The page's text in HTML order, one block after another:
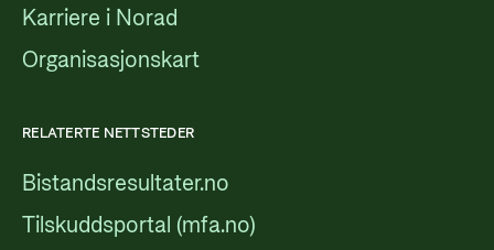
Karriere i Norad
Organisasjonskart
RELATERTE NETTSTEDER
Bistandsresultater.no
Tilskuddsportal (mfa.no)